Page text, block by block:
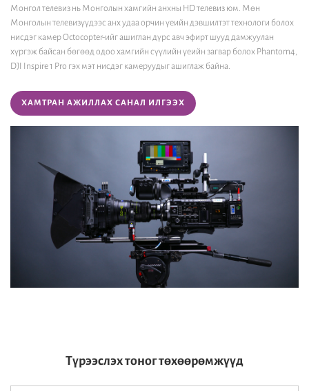
Монгол телевиз нь Монголын хамгийн анхны HD телевиз юм. Мөн
Монголын телевизүүдээс анх удаа орчин үеийн дэвшилтэт технологи болох
нисдэг камер Octocopter-ийг ашиглан дүрс авч эфирт шууд дамжуулан
хүргэж байсан бөгөөд одоо хамгийн сүүлийн үеийн загвар болох Phantom4,
DJI Inspire 1 Pro гэх мэт нисдэг камеруудыг ашиглаж байна.
ХАМТРАН АЖИЛЛАХ САНАЛ ИЛГЭЭХ
Түрээслэх тоног төхөөрөмжүүд